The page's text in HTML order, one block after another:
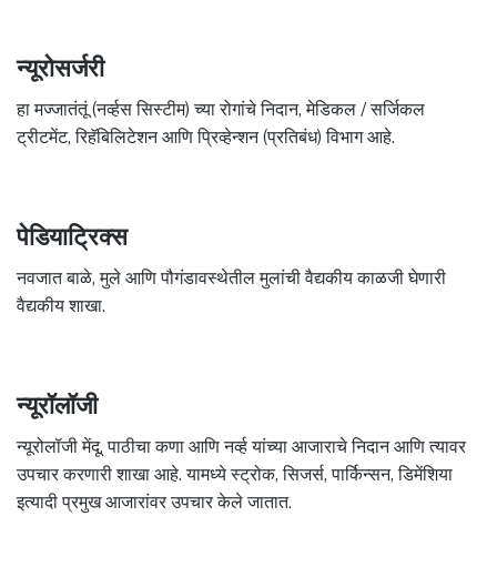
न्यूरोसर्जरी
हा मज्जातंतूं (नर्व्हस सिस्टीम) च्या रोगांचे निदान, मेडिकल / सर्जिकल
ट्रीटमेंट, रिहॅबिलिटेशन आणि प्रिव्हेन्शन (प्रतिबंध) विभाग आहे.
पेडियाट्रिक्स
नवजात बाळे, मुले आणि पौगंडावस्थेतील मुलांची वैद्यकीय काळजी घेणारी
वैद्यकीय शाखा.
न्यूरॉलॉजी
न्यूरोलॉजी मेंदू, पाठीचा कणा आणि नर्व्ह यांच्या आजाराचे निदान आणि त्यावर
उपचार करणारी शाखा आहे. यामध्ये स्ट्रोक, सिजर्स, पार्किन्सन, डिमेंशिया
इत्यादी प्रमुख आजारांवर उपचार केले जातात.